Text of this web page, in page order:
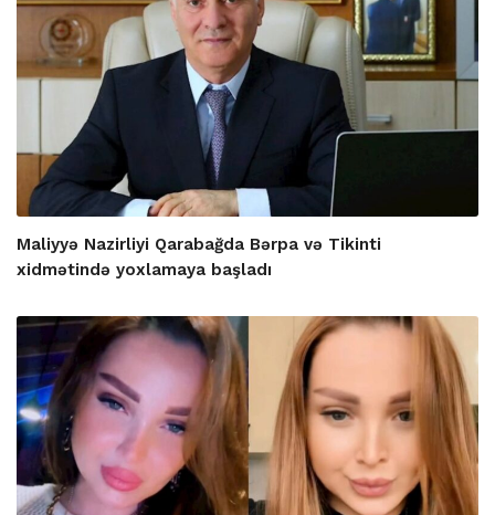
Maliyyə Nazirliyi Qarabağda Bərpa və Tikinti
xidmətində yoxlamaya başladı